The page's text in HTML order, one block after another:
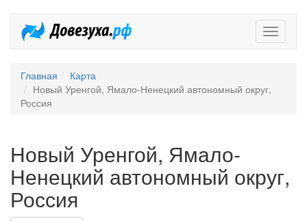
Главная
Карта
Новый Уренгой, Ямало-Ненецкий автономный округ,
Россия
Новый Уренгой, Ямало-
Ненецкий автономный округ,
Россия